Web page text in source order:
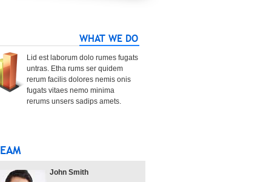
WHAT WE DO
Lid est laborum dolo rumes fugats
untras. Etha rums ser quidem
rerum facilis dolores nemis onis
fugats vitaes nemo minima
rerums unsers sadips amets.
John Smith